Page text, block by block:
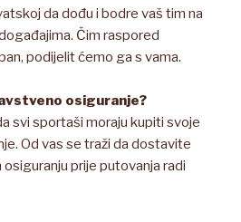
da dođu i bodre vaš tim na
Čim raspored
podijelit ćemo ga s vama.
osiguranje?
svi sportaši moraju kupiti svoje
Od vas se traži da dostavite
prije putovanja radi